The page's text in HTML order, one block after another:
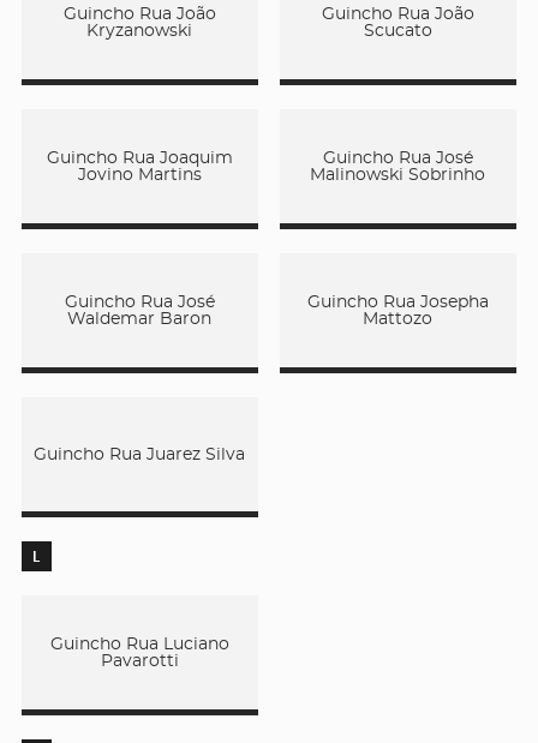
Guincho Rua João
Kryzanowski
Guincho Rua João
Scucato
Guincho Rua Joaquim
Jovino Martins
Guincho Rua José
Malinowski Sobrinho
Guincho Rua José
Waldemar Baron
Guincho Rua Josepha
Mattozo
Guincho Rua Juarez Silva
L
Guincho Rua Luciano
Pavarotti